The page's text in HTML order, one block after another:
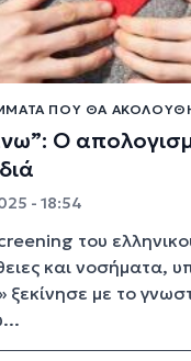
ΠΟΥ ΘΑ
Ο
- 18:54
του
και νοσήματα,
με το